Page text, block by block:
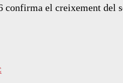
confirma el creixement del